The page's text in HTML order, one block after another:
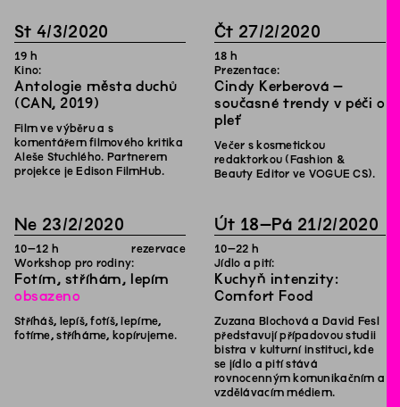
St 4/3/2020
19 h
Kino:
Antologie města duchů
(CAN, 2019)
Film ve výběru a s
komentářem filmového kritika
Aleše Stuchlého. Partnerem
projekce je Edison FilmHub.
Čt 27/2/2020
18 h
Prezentace:
Cindy Kerberová –
současné trendy v péči o
pleť
Večer s kosmetickou
redaktorkou (Fashion &
Beauty Editor ve VOGUE CS).
Ne 23/2/2020
10–12 h
rezervace
Workshop pro rodiny:
Fotím, stříhám, lepím
obsazeno
Stříháš, lepíš, fotíš, lepíme,
fotíme, stříháme, kopírujeme.
Út 18–Pá 21/2/2020
10–22 h
Jídlo a pití:
Kuchyň intenzity:
Comfort Food
Zuzana Blochová a David Fesl
představují případovou studii
bistra v kulturní instituci, kde
se jídlo a pití stává
rovnocenným komunikačním a
vzdělávacím médiem.